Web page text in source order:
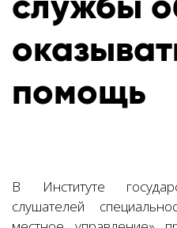
помощь
В Институте
слушателей